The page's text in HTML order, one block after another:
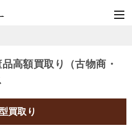
高額買取り（古物商・
買取り